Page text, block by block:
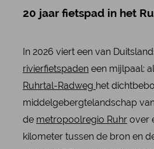
20 jaar fietspad in het
In 2026 viert een van
rivierfietspadeneen mijlpaal:
Ruhrtal-Radweg het
middelgebergtelandschap
de metropoolregio Ruhrover
kilometer tussen de bron en